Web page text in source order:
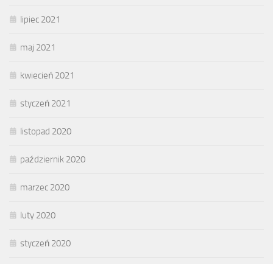
lipiec 2021
maj 2021
kwiecień 2021
styczeń 2021
listopad 2020
październik 2020
marzec 2020
luty 2020
styczeń 2020